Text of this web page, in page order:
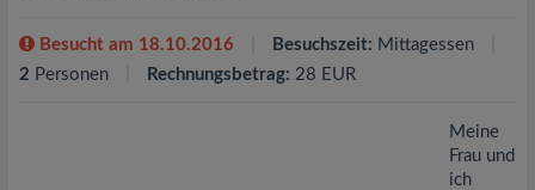
Besucht am 18.10.2016 Besuchszeit: Mittagessen
2 Personen Rechnungsbetrag: 28 EUR
Meine
Frau und
ich
o